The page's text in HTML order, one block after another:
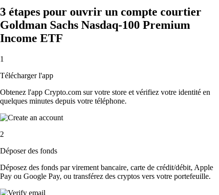
3 étapes pour ouvrir un compte courtier
Goldman Sachs Nasdaq-100 Premium
Income ETF
1
Télécharger l'app
Obtenez l'app Crypto.com sur votre store et vérifiez votre identité en
quelques minutes depuis votre téléphone.
2
Déposer des fonds
Déposez des fonds par virement bancaire, carte de crédit/débit, Apple
Pay ou Google Pay, ou transférez des cryptos vers votre portefeuille.